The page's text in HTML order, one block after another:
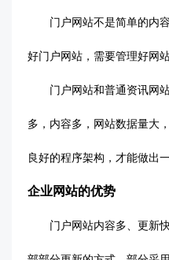
门户网站不是简单的内
好门户网站，需要管理好网
门户网站和普通资讯网
多，内容多，网站数据量大
良好的程序架构，才能做出
企业网站的优势
门户网站内容多、更新